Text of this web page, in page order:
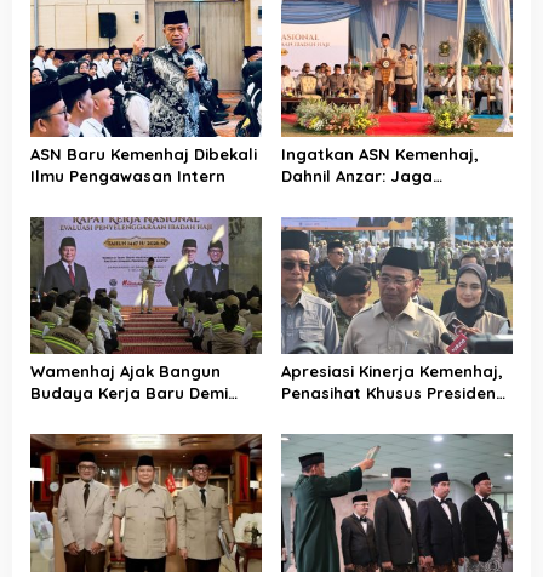
ASN Baru Kemenhaj Dibekali
Ilmu Pengawasan Intern
Ingatkan ASN Kemenhaj,
Dahnil Anzar: Jaga
Menjadikan Jemaah
sebagai Komoditas
Wamenhaj Ajak Bangun
Budaya Kerja Baru Demi
Jemaah
Apresiasi Kinerja Kemenhaj,
Penasihat Khusus Presiden
Penyelenggaraan Haji
Berjalan Baik